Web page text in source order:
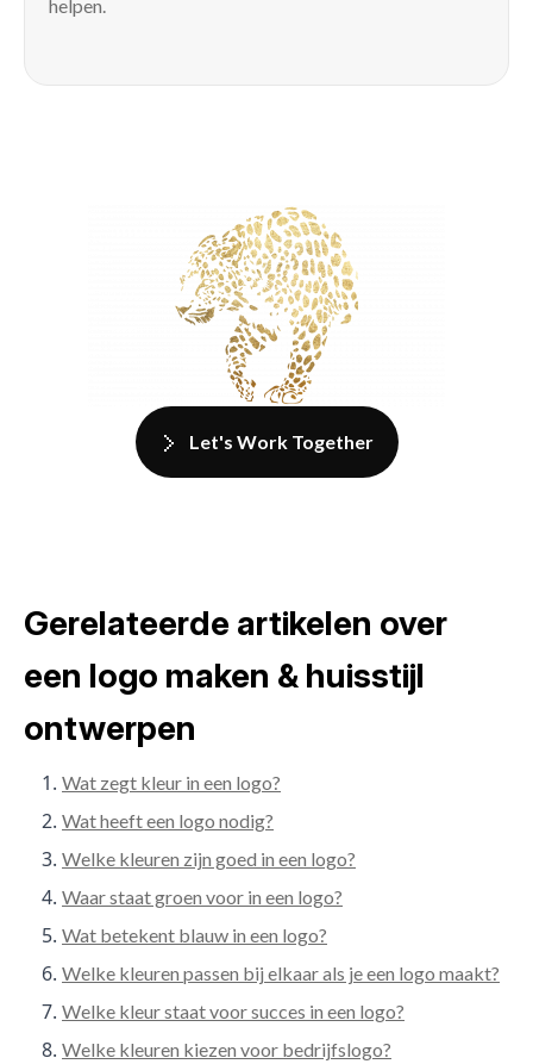
helpen.
Let's Work Together
Gerelateerde artikelen over
een logo maken & huisstijl
ontwerpen
Wat zegt kleur in een logo?
Wat heeft een logo nodig?
Welke kleuren zijn goed in een logo?
Waar staat groen voor in een logo?
Wat betekent blauw in een logo?
Welke kleuren passen bij elkaar als je een logo maakt?
Welke kleur staat voor succes in een logo?
Welke kleuren kiezen voor bedrijfslogo?